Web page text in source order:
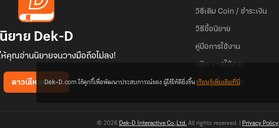
นิยาย Dek-D
ห้คุณอ่านนิยายจนวางมือถือไม่ลง!
ดาวน์โหลดแอป
วิธีเติม Coin / ชำระเงิน
วิธีซื้อนิยาย
คู่มือการใช้งาน
กติกาการใช้งาน
คำถามที่พบบ่อย
© 2026 Dek-D Interactive Co.,Ltd. All rights reserved. | Privacy Policy
Dek-D.com ใช้คุกกี้เพื่อพัฒนาประสบการณ์ของ ผู้ใช้ให้ดียิ่งขึ้นเรียนรู้เพิ่มเติมที่นี่